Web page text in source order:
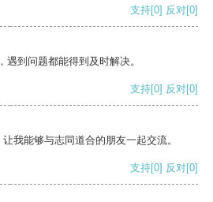
支持[0] 反对[0]
到问题都能得到及时解决。
支持[0] 反对[0]
我能够与志同道合的朋友一起交流。
支持[0] 反对[0]